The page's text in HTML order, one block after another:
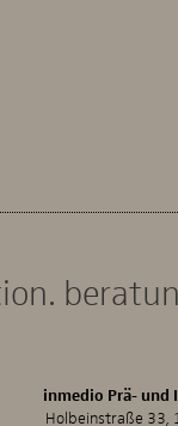
inmedio Prä-
Holbeinstraße 33,